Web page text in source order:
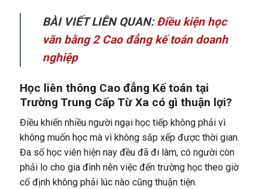
BÀI VIẾT LIÊN QUAN:Điều kiện học
văn bằng 2 Cao đẳng kế toán doanh
nghiệp
Học liên thông Cao đẳng Kế toán tại
Trường Trung Cấp Từ Xa có gì thuận lợi?
Điều khiến nhiều người ngại học tiếp không phải vì
không muốn học mà vì không sắp xếp được thời gian.
Đa số học viên hiện nay đều đã đi làm, có người còn
phải lo cho gia đình nên việc đến trường học theo giờ
cố định không phải lúc nào cũng thuận tiện.